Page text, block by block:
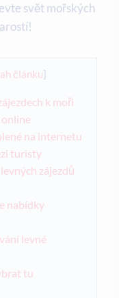
svět mořských
článku]
k moři
online
na internetu
turisty
zájezdů
nabídky⁣
levné
tu